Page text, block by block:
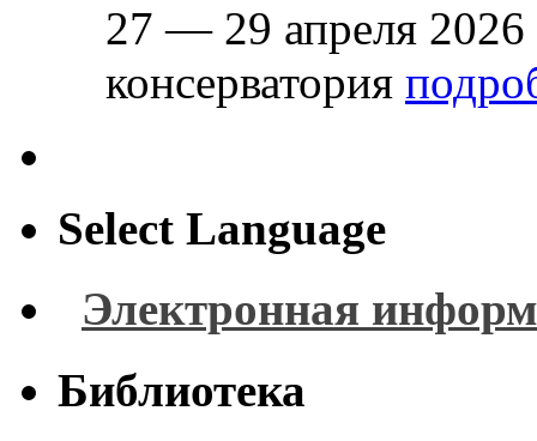
27 — 29 апреля 2026
консерватория
Select Language
Электронная
Библиотека